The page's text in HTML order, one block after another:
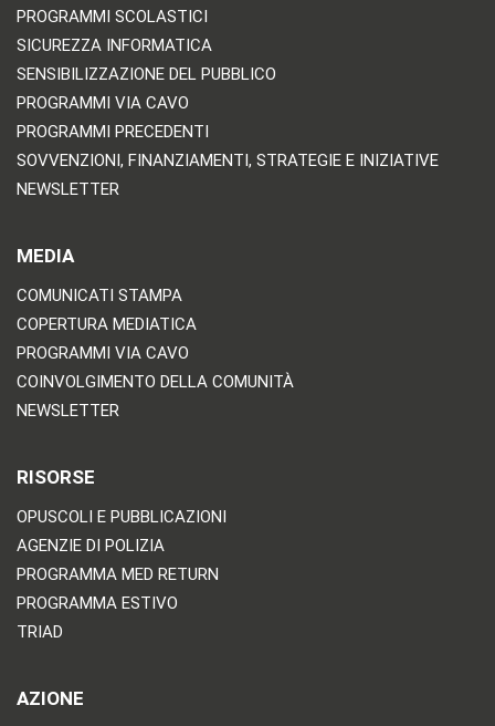
PROGRAMMI SCOLASTICI
SICUREZZA INFORMATICA
SENSIBILIZZAZIONE DEL PUBBLICO
PROGRAMMI VIA CAVO
PROGRAMMI PRECEDENTI
SOVVENZIONI, FINANZIAMENTI, STRATEGIE E INIZIATIVE
NEWSLETTER
MEDIA
COMUNICATI STAMPA
COPERTURA MEDIATICA
PROGRAMMI VIA CAVO
COINVOLGIMENTO DELLA COMUNITÀ
NEWSLETTER
RISORSE
OPUSCOLI E PUBBLICAZIONI
AGENZIE DI POLIZIA
PROGRAMMA MED RETURN
PROGRAMMA ESTIVO
TRIAD
AZIONE